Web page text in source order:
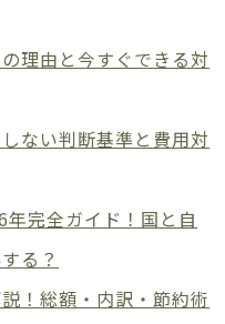
理由と今すぐできる対
ない判断基準と費用対
完全ガイド！国と自
る？
！総額・内訳・節約術